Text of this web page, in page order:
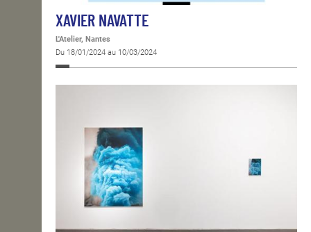
XAVIER NAVATTE
L'Atelier, Nantes
Du 18/01/2024 au 10/03/2024